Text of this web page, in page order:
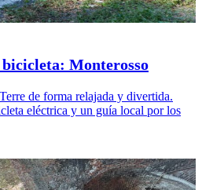
Monterosso
de forma relajada y divertida.
eléctrica y un guía local por los